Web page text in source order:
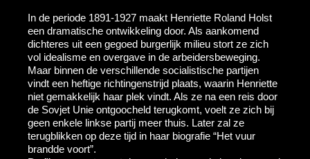
In de periode 1891-1927 maakt Henriette Roland Holst
een dramatische ontwikkeling door. Als aankomend
dichteres uit een gegoed burgerlijk milieu stort ze zich
vol idealisme en overgave in de arbeidersbeweging.
Maar binnen de verschillende socialistische partijen
vindt een heftige richtingenstrijd plaats, waarin Henriette
niet gemakkelijk haar plek vindt. Als ze na een reis door
de Sovjet Unie ontgoocheld terugkomt, voelt ze zich bij
geen enkele linkse partij meer thuis. Later zal ze
terugblikken op deze tijd in haar biografie “Het vuur
brandde voort”.